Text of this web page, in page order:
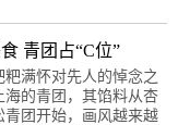
青团占“C位”
粑满怀对先人的悼念之
青团，其馅料从杏
青团开始，画风越来越